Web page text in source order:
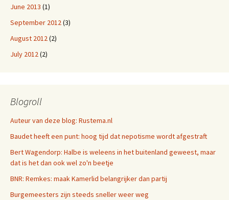
June 2013 (1)
September 2012 (3)
August 2012 (2)
July 2012 (2)
Blogroll
Auteur van deze blog: Rustema.nl
Baudet heeft een punt: hoog tijd dat nepotisme wordt afgestraft
Bert Wagendorp: Halbe is weleens in het buitenland geweest, maar
dat is het dan ook wel zo'n beetje
BNR: Remkes: maak Kamerlid belangrijker dan partij
Burgemeesters zijn steeds sneller weer weg